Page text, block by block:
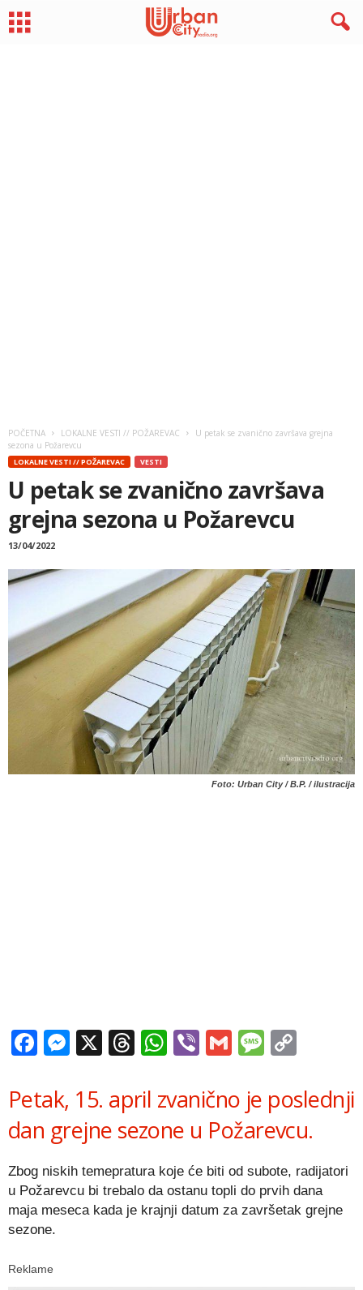
POČETNA LOKALNE VESTI // POŽAREVAC
U petak se zvanično završava grejna
sezona u Požarevcu
LOKALNE VESTI // POŽAREVAC VESTI
U petak se zvanično završava
grejna sezona u Požarevcu
13/04/2022
Foto: Urban City / B.P. / ilustracija
Facebook
Messenger
X Threads
WhatsApp
ViberGmail
Petak, 15. april zvanično je poslednji
dan grejne sezone u Požarevcu.
Zbog niskih temepratura koje će biti od subote, radijatori
u Požarevcu bi trebalo da ostanu topli do prvih dana
maja meseca kada je krajnji datum za završetak grejne
sezone.
Reklame